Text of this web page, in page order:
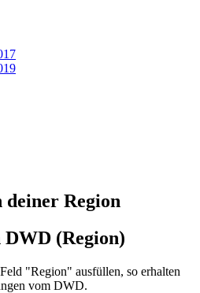
Region
(Region)
"Region" ausfüllen, so erhalten
vom DWD.